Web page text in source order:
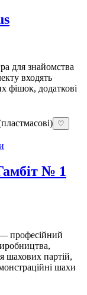
для знайомства
входять
фішок, додаткові
♡
№ 1
професійний
шахових партій,
шахи